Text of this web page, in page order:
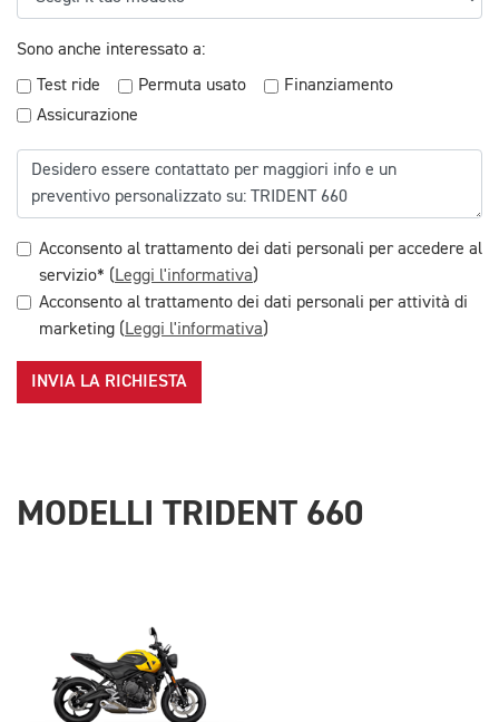
Sono anche interessato a:
Test ride
Permuta usato
Finanziamento
Assicurazione
Acconsento al trattamento dei dati personali per accedere al
servizio* (Leggi l'informativa)
Acconsento al trattamento dei dati personali per attività di
marketing (Leggi l'informativa)
INVIA LA RICHIESTA
MODELLI TRIDENT 660